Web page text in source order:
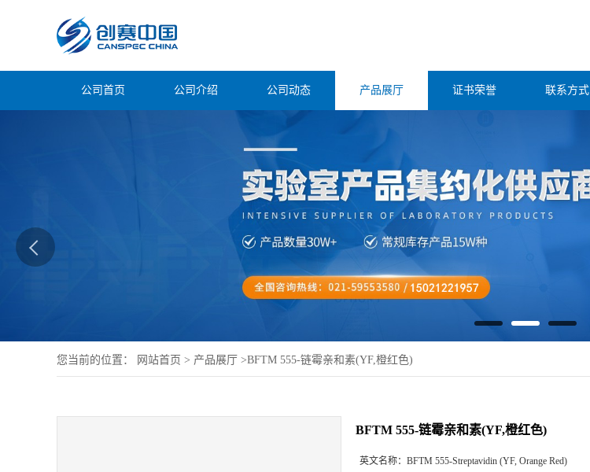
公司首页 公司介绍 公司动态 产品展厅 证书荣誉 联系方式
您当前的位置： 网站首页 > 产品展厅 >BFTM 555-链霉亲和素(YF,橙红色)
BFTM 555-链霉亲和素(YF,橙红色)
英文名称： BFTM 555-Streptavidin (YF, Orange Red)